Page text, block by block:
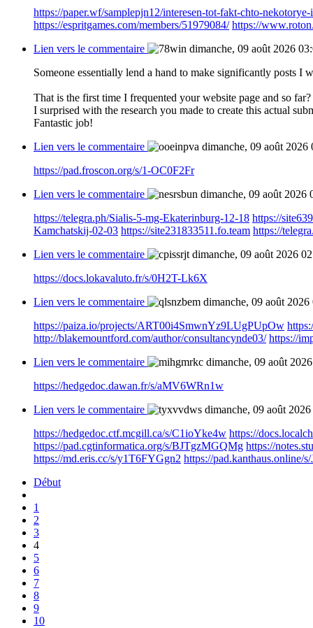
https://paper.wf/samplepjn12/interesen-tot-fakt-chto-
https://espritgames.com/members/51979084/ https://
Lien vers le commentaire
dimanche, 09 août 2026
Someone essentially lend a hand to make significantly posts I
That is the first time I frequented your website page and so far?
I surprised with the research you made to create this actual
Fantastic job!
Lien vers le commentaire
dimanche, 09 août 2026
https://pad.froscon.org/s/1-OC0F2Fr
Lien vers le commentaire
dimanche, 09 août 2026
https://telegra.ph/Sialis-5-mg-Ekaterinburg-12-18 https://
Kamchatskij-02-03 https://site231833511.fo.team https://
Lien vers le commentaire
dimanche, 09 août 2026
https://docs.lokavaluto.fr/s/0H2T-Lk6X
Lien vers le commentaire
dimanche, 09 août 2026
https://paiza.io/projects/ART00i4SmwnYz9LUgPUpOw
http://blakemountford.com/author/consultancynde03/ https://
Lien vers le commentaire
dimanche, 09 août
https://hedgedoc.dawan.fr/s/aMV6WRn1w
Lien vers le commentaire
dimanche, 09 août
https://hedgedoc.ctf.mcgill.ca/s/C1ioYke4w https://
https://pad.cgtinformatica.org/s/BJTgzMGQMg https://
https://md.eris.cc/s/y1T6FYGgn2 https://pad.kanthaus.online/
Début
1
2
3
4
5
6
7
8
9
10